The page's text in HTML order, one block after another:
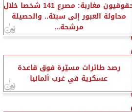
حقوقيون مغاربة: مصرع 141 شخصا خلال
محاولة العبور إلى سبتة.. والحصيلة
مرشحة...
رصد طائرات مسيّرة فوق قاعدة
عسكرية في غرب ألمانيا